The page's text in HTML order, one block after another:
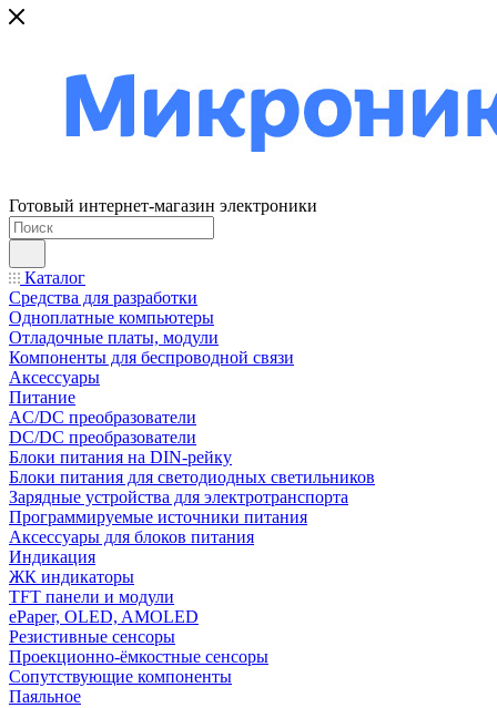
Готовый интернет-магазин электроники
Каталог
Средства для разработки
Одноплатные компьютеры
Отладочные платы, модули
Компоненты для беспроводной связи
Аксессуары
Питание
AC/DC преобразователи
DC/DC преобразователи
Блоки питания на DIN-рейку
Блоки питания для светодиодных светильников
Зарядные устройства для электротранспорта
Программируемые источники питания
Аксессуары для блоков питания
Индикация
ЖК индикаторы
TFT панели и модули
ePaper, OLED, AMOLED
Резистивные сенсоры
Проекционно-ёмкостные сенсоры
Сопутствующие компоненты
Паяльное